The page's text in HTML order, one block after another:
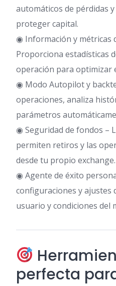
automáticos de pérdidas
proteger capital.
◉ Información y métricas
Proporciona estadísticas
operación para optimizar
◉ Modo Autopilot y
operaciones, analiza
parámetros
◉ Seguridad de fondos –
permiten retiros y las
desde tu propio exchange.
◉ Agente de éxito
configuraciones y ajustes
usuario y condiciones del
perfecta